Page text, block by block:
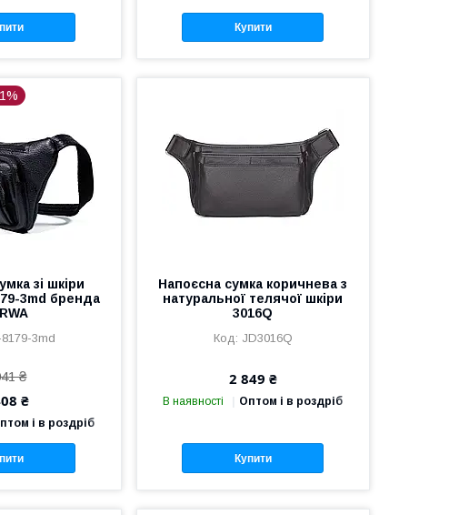
Купити
зі шкіри
3md бренда
8179-3md
₴
₴
і в роздріб
Напоєсна сумка коричнева з
натуральної телячої шкіри
3016Q
JD3016Q
2 849 ₴
В наявності Оптом і в роздріб
Купити